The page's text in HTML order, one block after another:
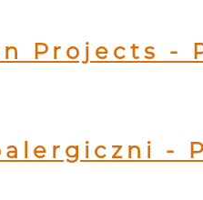
Projects -
-